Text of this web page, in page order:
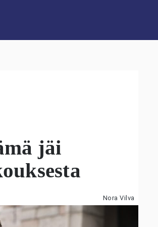
jäi
Nora Vilva